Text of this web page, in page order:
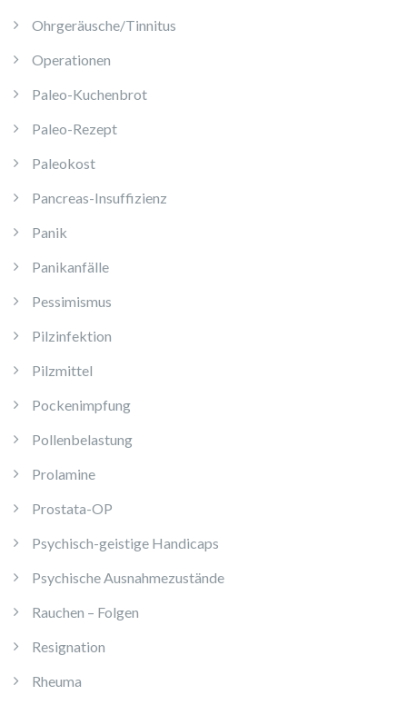
Ohrgeräusche/Tinnitus
Operationen
Paleo-Kuchenbrot
Paleo-Rezept
Paleokost
Pancreas-Insuffizienz
Panik
Panikanfälle
Pessimismus
Pilzinfektion
Pilzmittel
Pockenimpfung
Pollenbelastung
Prolamine
Prostata-OP
Psychisch-geistige Handicaps
Psychische Ausnahmezustände
Rauchen – Folgen
Resignation
Rheuma